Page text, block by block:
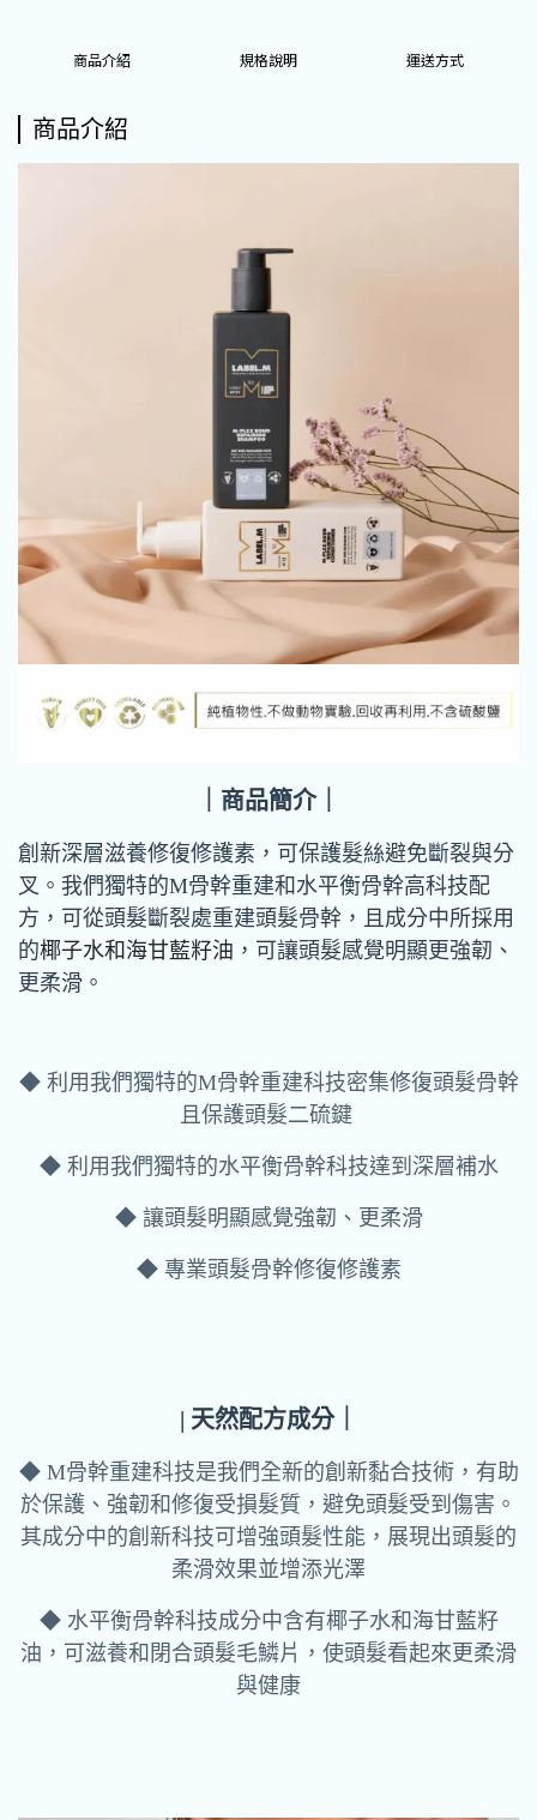
商品介紹 規格說明 運送方式
商品介紹
｜商品簡介｜
創新深層滋養修復修護素，可保護髮絲避免斷裂與分
叉。我們獨特的M骨幹重建和水平衡骨幹高科技配
方，可從頭髮斷裂處重建頭髮骨幹，且成分中所採用
的椰子水和海甘藍籽油 ，可讓頭髮感覺明顯更強韌、
更柔滑。
◆ 利用我們獨特的M骨幹重建科技密集修復頭髮骨幹
且保護頭髮二硫鍵
◆ 利用我們獨特的水平衡骨幹科技達到深層補水
◆ 讓頭髮明顯感覺強韌、更柔滑
◆ 專業頭髮骨幹修復修護素
| 天然配方成分｜
◆ M骨幹重建科技是我們全新的創新黏合技術，有助
於保護、強韌和修復受損髮質，避免頭髮受到傷害。
其成分中的創新科技可增強頭髮性能，展現出頭髮的
柔滑效果並增添光澤
◆ 水平衡骨幹科技成分中含有椰子水和海甘藍籽
油，可滋養和閉合頭髮毛鱗片，使頭髮看起來更柔滑
與健康